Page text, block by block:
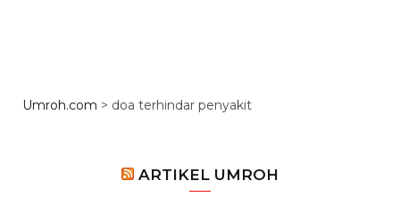
Umroh.com > doa terhindar penyakit
ARTIKEL UMROH